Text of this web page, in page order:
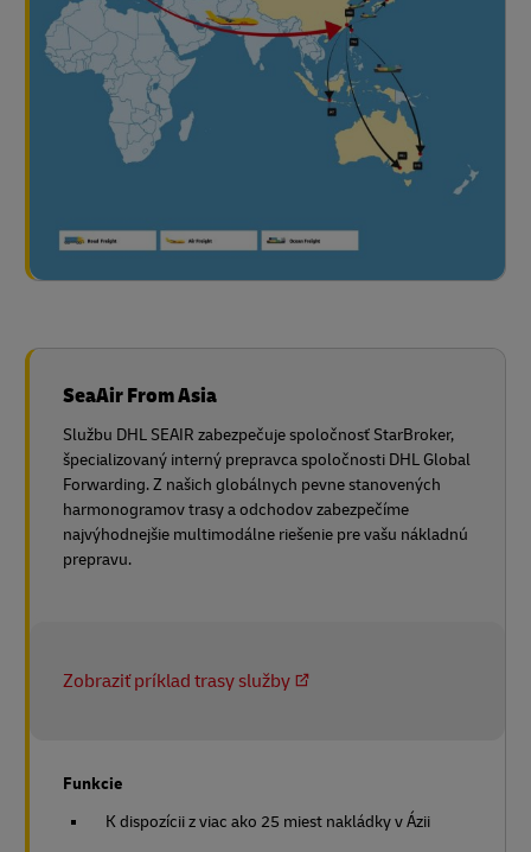
SeaAir From Asia
Službu DHL SEAIR zabezpečuje spoločnosť StarBroker,
špecializovaný interný prepravca spoločnosti DHL Global
Forwarding. Z našich globálnych pevne stanovených
harmonogramov trasy a odchodov zabezpečíme
najvýhodnejšie multimodálne riešenie pre vašu nákladnú
prepravu.
Zobraziť príklad trasy služby
Funkcie
K dispozícii z viac ako 25 miest nakládky v Ázii